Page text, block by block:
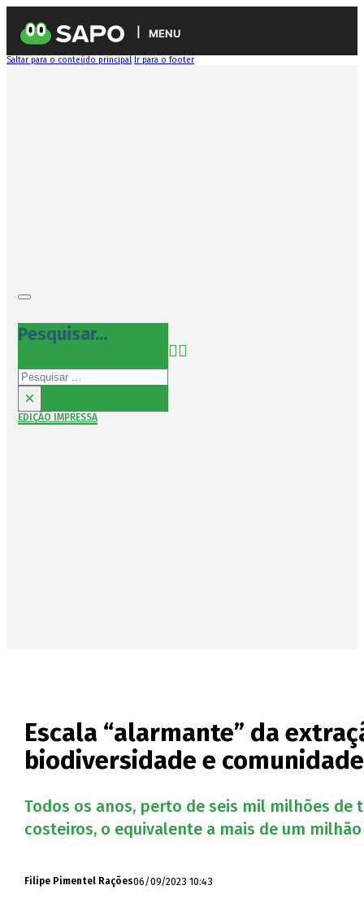
MENU
Saltar para o conteúdo principal Ir para o footer
Pesquisar...
Pesquisar
×
EDIÇÃO IMPRESSA
Escala “alarmante” da
biodiversidade e
Todos os anos, perto de seis mil milhões
costeiros, o equivalente a mais de um
Filipe Pimentel Rações06/09/2023 10:43